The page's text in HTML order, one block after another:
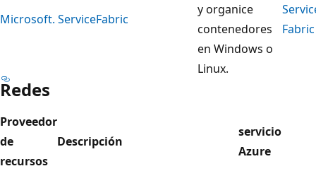
Microsoft. ServiceFabric
y organice
contenedores
en Windows o
Linux.
Fabric
Redes
Proveedor
de
recursos
Descripción
servicio
Azure